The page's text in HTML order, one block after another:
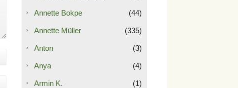
Annette Bokpe (44)
Annette Müller (335)
Anton (3)
Anya (4)
Armin K. (1)